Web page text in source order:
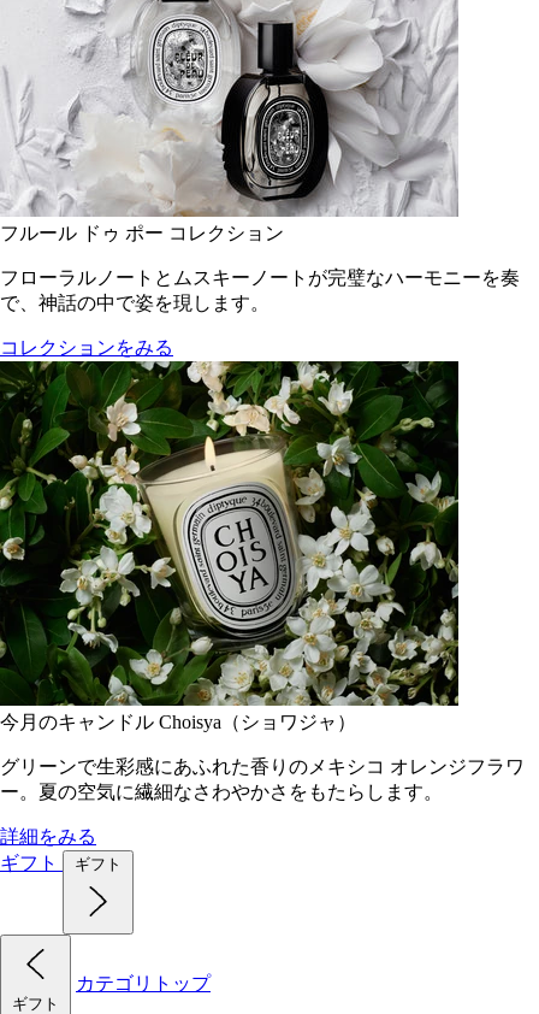
フルール ドゥ ポー コレクション
フローラルノートとムスキーノートが完璧なハーモニーを奏
で、神話の中で姿を現します。
コレクションをみる
今月のキャンドル Choisya（ショワジャ）
グリーンで生彩感にあふれた香りのメキシコ オレンジフラワ
ー。夏の空気に繊細なさわやかさをもたらします。
詳細をみる
ギフト
ギフト
ギフト
カテゴリトップ